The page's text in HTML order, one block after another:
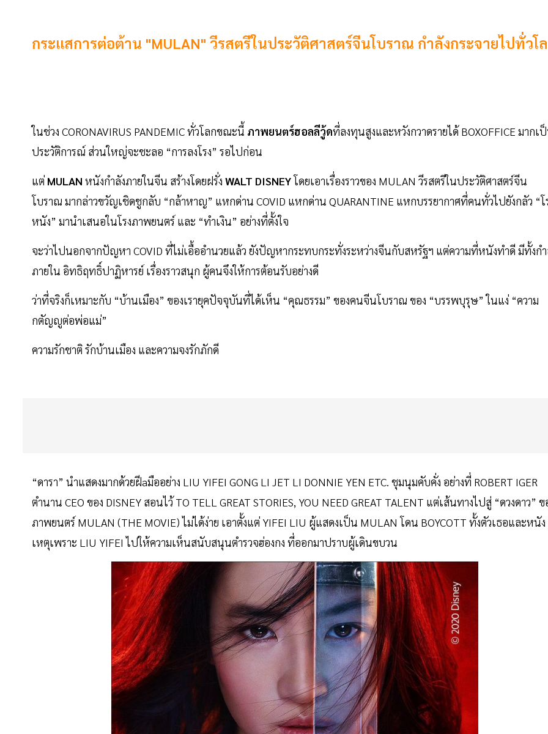
กระแสการต่อต้าน "MULAN" วีรสตรีในประวัติศาสตร์จีนโบราณ กำลังกระจายไปทั่วโ
ในช่วง CORONAVIRUS PANDEMIC ทั่วโลกขณะนี้ ภาพยนตร์ฮอลลีวู้ดที่ลงทุนสูงและหวังกวาดรายได้ BOXOFFICE มากเ
ประวัติการณ์ ส่วนใหญ่จะชะลอ “การลงโรง” รอไปก่อน
แต่ MULAN หนังกำลังภายในจีน สร้างโดยฝรั่ง WALT DISNEYโดยเอาเรื่องราวของ MULAN วีรสตรีในประวัติศาสตร์จีน
โบราณ มากล่าวขวัญเชิดชูกลับ “กล้าหาญ” แหกด่าน COVID แหกด่าน QUARANTINE แหกบรรยากาศที่คนทั่วไปยังกลัว “โ
หนัง” มานำเสนอในโรงภาพยนตร์ และ “ทำเงิน” อย่างที่ตั้งใจ
จะว่าไปนอกจากปัญหา COVID ที่ไม่เอื้ออำนวยแล้ว ยังปัญหากระทบกระทั่งระหว่างจีนกับสหรัฐฯ แต่ความที่หนังทำดี มีทั้งกำ
ภายใน อิทธิฤทธิ์ปาฏิหารย์ เรื่องราวสนุก ผู้คนจึงให้การต้อนรับอย่างดี
ว่าที่จริงก็เหมาะกับ “บ้านเมือง” ของเรายุคปัจจุบันที่ได้เห็น “คุณธรรม” ของคนจีนโบราณ ของ “บรรพบุรุษ” ในแง่ “ความ
กตัญญูต่อพ่อแม่”
ความรักชาติ รักบ้านเมือง และความจงรักภักดี
“ดารา” นำแสดงมากด้วยฝีaมืออย่าง LIU YIFEI GONG LI JET LI DONNIE YEN ETC. ชุมนุมคับคั่ง อย่างที่ ROBERT IGER
ตำนาน CEO ของ DISNEY สอนไว้ TO TELL GREAT STORIES, YOU NEED GREAT TALENT แต่เส้นทางไปสู่ “ดวงดาว” ข
ภาพยนตร์ MULAN (THE MOVIE) ไม่ได้ง่าย เอาตั้งแต่ YIFEI LIU ผู้แสดงเป็น MULAN โดน BOYCOTT ทั้งตัวเธอและหนัง
เหตุเพราะ LIU YIFEI ไปให้ความเห็นสนับสนุนตำรวจฮ่องกง ที่ออกมาปราบผู้เดินขบวน